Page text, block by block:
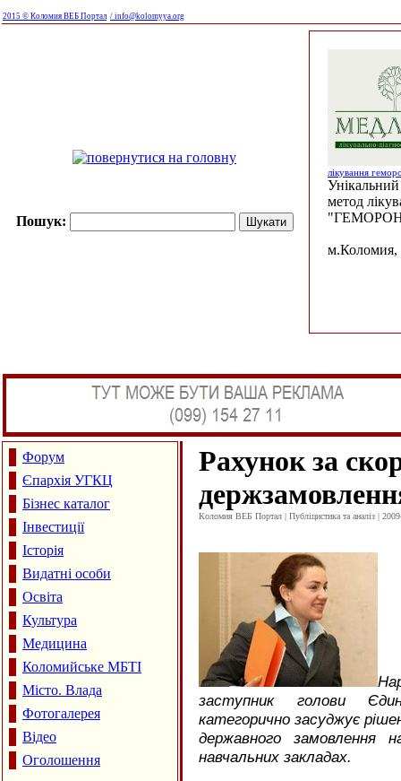
2015 © Коломия ВЕБ Портал / info@kolomyya.org
Пошук:
лікування
Унікальний
метод
м.Коломия,
Форум
Єпархія УГКЦ
Бізнес каталог
Інвестиції
Історія
Видатні особи
Освіта
Культура
Медицина
Коломийське МБТІ
Місто. Влада
Фотогалерея
Відео
Оголошення
Рахунок за
Коломия ВЕБ Портал | Публіцистика та аналіз |
заступник голови
категорично засуджує
державного замовлення
навчальних закладах.